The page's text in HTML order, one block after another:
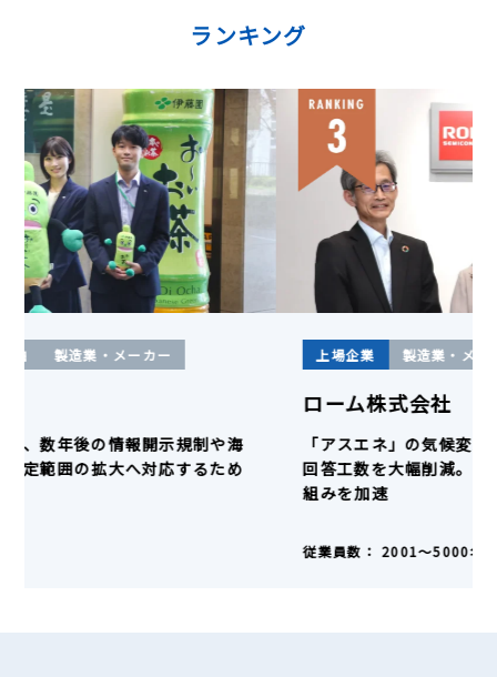
ランキング
上場企業 飲食・宿泊 製造業・メーカー
「アスエネ」の活用で、数年後の情報開示規制や海
外グループ会社への算定範囲の拡大へ対応するため